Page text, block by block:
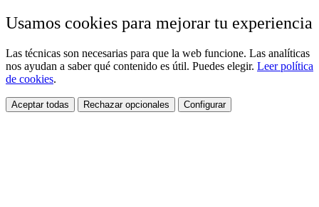
Usamos cookies para mejorar tu experiencia
Las técnicas son necesarias para que la web funcione. Las analíticas
nos ayudan a saber qué contenido es útil. Puedes elegir. Leer política
de cookies.
Aceptar todas Rechazar opcionales Configurar